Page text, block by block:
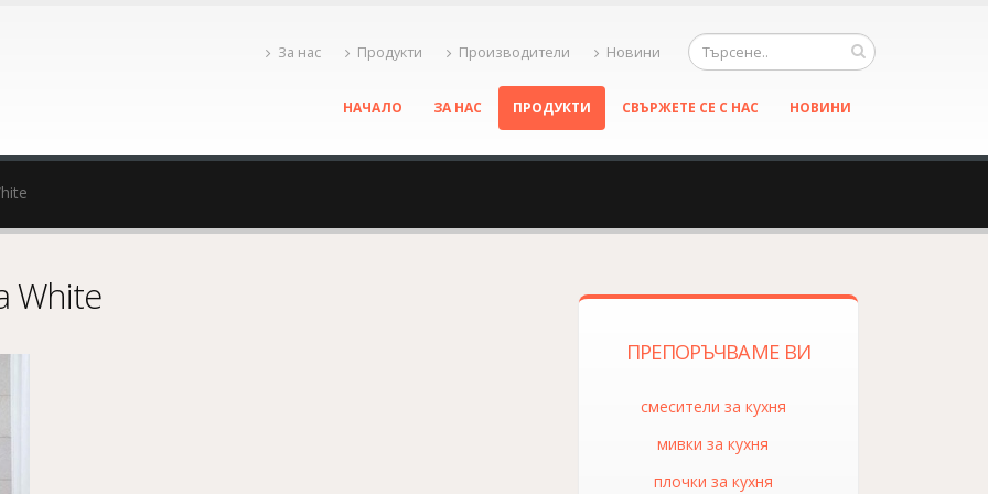
За нас Продукти Производители Новини
НАЧАЛО ЗА НАС ПРОДУКТИ СВЪРЖЕТЕ СЕ С НАС НОВИНИ
White
ПРЕПОРЪЧВАМЕ ВИ
смесители за кухня
мивки за кухня
плочки за кухня